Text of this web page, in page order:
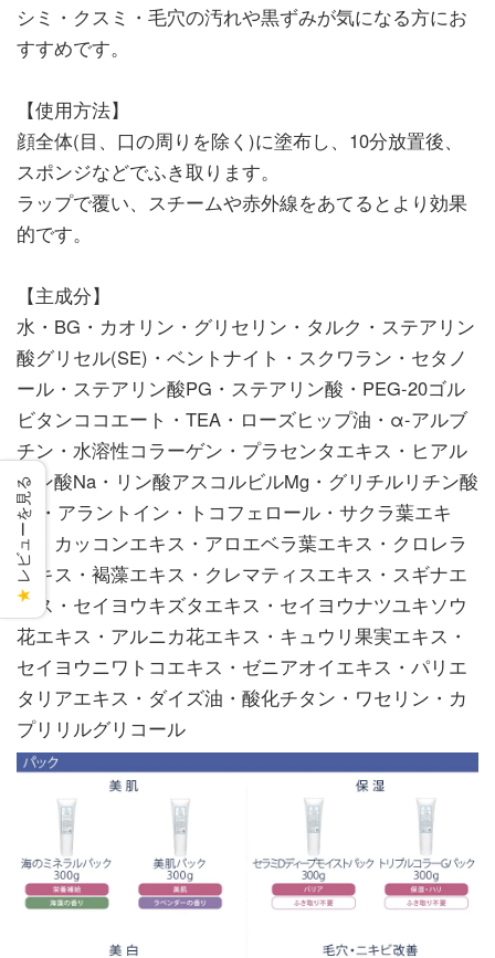
シミ・クスミ・毛穴の汚れや黒ずみが気になる方にお
すすめです。
【使用方法】
顔全体(目、口の周りを除く)に塗布し、10分放置後、
スポンジなどでふき取ります。
ラップで覆い、スチームや赤外線をあてるとより効果
的です。
【主成分】
水・BG・カオリン・グリセリン・タルク・ステアリン
酸グリセル(SE)・ベントナイト・スクワラン・セタノ
ール・ステアリン酸PG・ステアリン酸・PEG-20ゴル
ビタンココエート・TEA・ローズヒップ油・α-アルブ
チン・水溶性コラーゲン・プラセンタエキス・ヒアル
ロン酸Na・リン酸アスコルビルMg・グリチルリチン酸
2K・アラントイン・トコフェロール・サクラ葉エキ
ス・カッコンエキス・アロエベラ葉エキス・クロレラ
エキス・褐藻エキス・クレマティスエキス・スギナエ
キス・セイヨウキズタエキス・セイヨウナツユキソウ
花エキス・アルニカ花エキス・キュウリ果実エキス・
セイヨウニワトコエキス・ゼニアオイエキス・パリエ
タリアエキス・ダイズ油・酸化チタン・ワセリン・カ
プリリルグリコール
★
レビューを見る